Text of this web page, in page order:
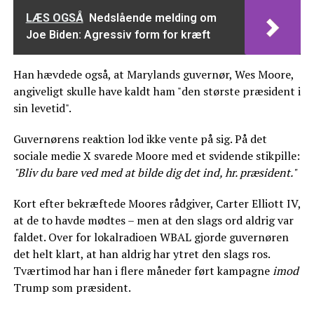
LÆS OGSÅ Nedslående melding om
Joe Biden: Agressiv form for kræft
Han hævdede også, at Marylands guvernør, Wes Moore,
angiveligt skulle have kaldt ham "den største præsident i
sin levetid".
Guvernørens reaktion lod ikke vente på sig. På det
sociale medie X svarede Moore med et svidende stikpille:
"Bliv du bare ved med at bilde dig det ind, hr. præsident."
Kort efter bekræftede Moores rådgiver, Carter Elliott IV,
at de to havde mødtes – men at den slags ord aldrig var
faldet. Over for lokalradioen WBAL gjorde guvernøren
det helt klart, at han aldrig har ytret den slags ros.
Tværtimod har han i flere måneder ført kampagneimod
Trump som præsident.